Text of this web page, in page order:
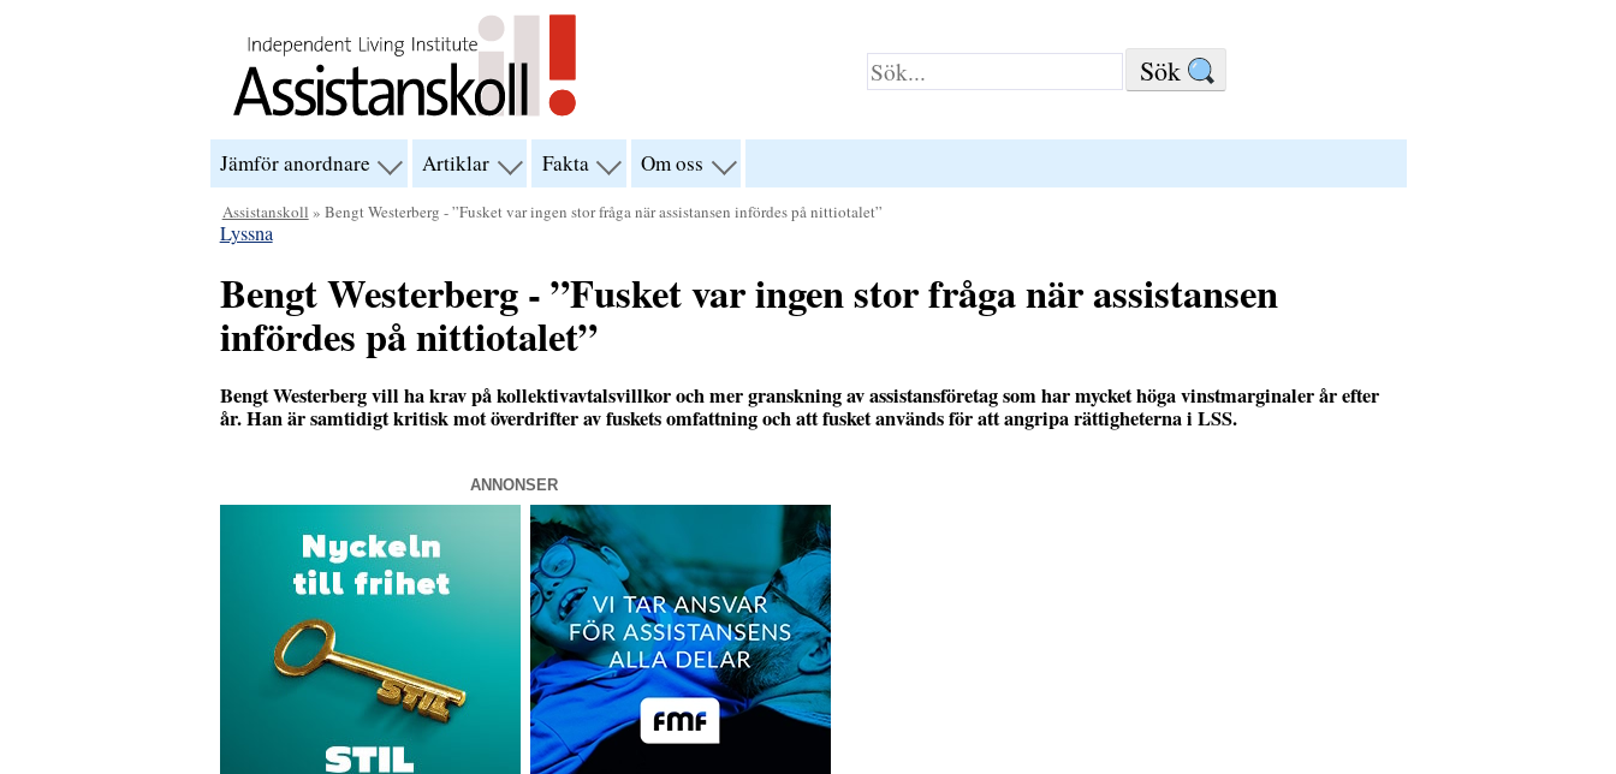
Jämför anordnare
visa
menyn
för
Artiklar visa
menyn
för
Fakta visa
menyn
för
Om oss
visa
menyn
för
Assistanskoll » Bengt Westerberg - ”Fusket var ingen stor fråga när assistansen infördes på nittiotalet”
Lyssna
Bengt Westerberg - ”Fusket var ingen stor fråga när assistansen
infördes på nittiotalet”
Bengt Westerberg vill ha krav på kollektivavtalsvillkor och mer granskning av assistansföretag som har mycket höga vinstmarginaler år efter
år. Han är samtidigt kritisk mot överdrifter av fuskets omfattning och att fusket används för att angripa rättigheterna i LSS.
ANNONSER